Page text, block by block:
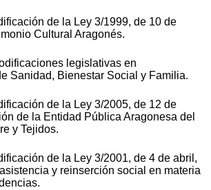
de la Ley 3/1999, de 10 de
Cultural Aragonés.
legislativas en
Sanidad, Bienestar Social y Familia.
de la Ley 3/2005, de 12 de
de la Entidad Pública Aragonesa del
y Tejidos.
de la Ley 3/2001, de 4 de abril,
y reinserción social en materia